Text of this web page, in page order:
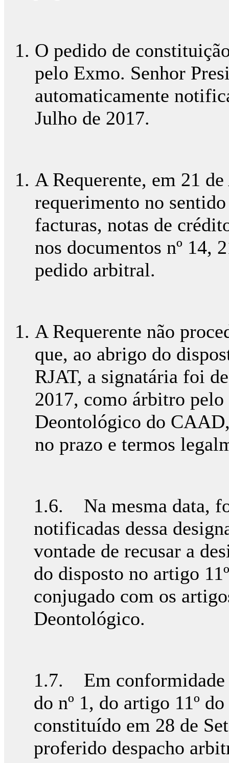
O pedido de
pelo Exmo. Senhor
automaticamente
Julho de 2017.
A Requerente, em 21
requerimento no
facturas, notas de
nos documentos nº 14,
pedido arbitral.
A Requerente não
que, ao abrigo do
RJAT, a signatária foi
2017, como árbitro pelo
Deontológico do
no prazo e termos
1.6. Na mesma data,
notificadas dessa
vontade de recusar a
do disposto no artigo
conjugado com os
Deontológico.
1.7. Em conformidade
do nº 1, do artigo 11º
constituído em 28 de
proferido despacho